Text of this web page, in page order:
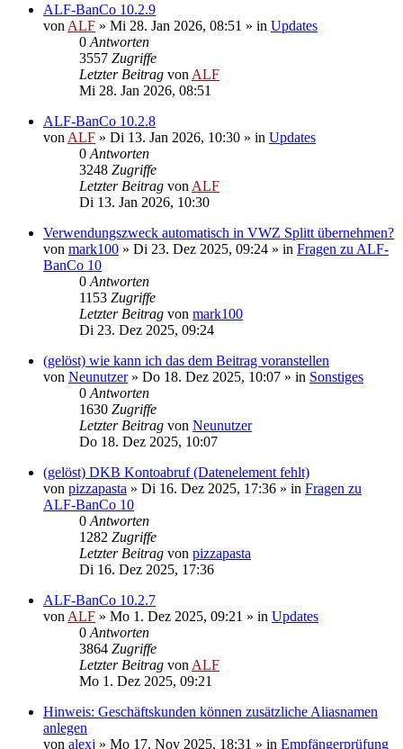
ALF-BanCo 10.2.9
von ALF » Mi 28. Jan 2026, 08:51 » in Updates
0 Antworten
3557 Zugriffe
Letzter Beitrag von ALF
Mi 28. Jan 2026, 08:51
ALF-BanCo 10.2.8
von ALF » Di 13. Jan 2026, 10:30 » in Updates
0 Antworten
3248 Zugriffe
Letzter Beitrag von ALF
Di 13. Jan 2026, 10:30
Verwendungszweck automatisch in VWZ Splitt übernehmen?
von mark100 » Di 23. Dez 2025, 09:24 » in Fragen zu ALF-
BanCo 10
0 Antworten
1153 Zugriffe
Letzter Beitrag von mark100
Di 23. Dez 2025, 09:24
(gelöst) wie kann ich das dem Beitrag voranstellen
von Neunutzer» Do 18. Dez 2025, 10:07 » in Sonstiges
0 Antworten
1630 Zugriffe
Letzter Beitrag von Neunutzer
Do 18. Dez 2025, 10:07
(gelöst) DKB Kontoabruf (Datenelement fehlt)
von pizzapasta » Di 16. Dez 2025, 17:36 » in Fragen zu
ALF-BanCo 10
0 Antworten
1282 Zugriffe
Letzter Beitrag von pizzapasta
Di 16. Dez 2025, 17:36
ALF-BanCo 10.2.7
von ALF » Mo 1. Dez 2025, 09:21 » in Updates
0 Antworten
3864 Zugriffe
Letzter Beitrag von ALF
Mo 1. Dez 2025, 09:21
Hinweis: Geschäftskunden können zusätzliche Aliasnamen
anlegen
von alexj » Mo 17. Nov 2025, 18:31 » in Empfängerprüfung